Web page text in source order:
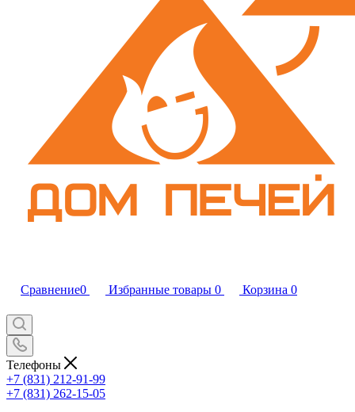
Сравнение0 Избранные товары 0 Корзина 0
Телефоны
+7 (831) 212-91-99
+7 (831) 262-15-05